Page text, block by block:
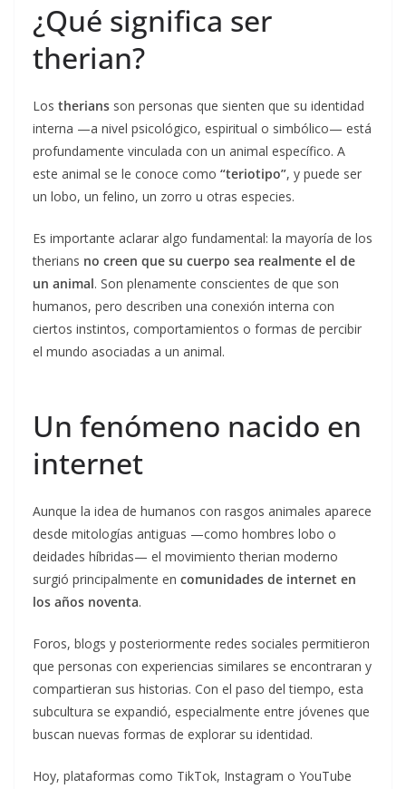
¿Qué significa ser
therian?
Los therians son personas que sienten que su identidad
interna —a nivel psicológico, espiritual o simbólico— está
profundamente vinculada con un animal específico. A
este animal se le conoce como “teriotipo”, y puede ser
un lobo, un felino, un zorro u otras especies.
Es importante aclarar algo fundamental: la mayoría de los
therians no creen que su cuerpo sea realmente el de
un animal. Son plenamente conscientes de que son
humanos, pero describen una conexión interna con
ciertos instintos, comportamientos o formas de percibir
el mundo asociadas a un animal.
Un fenómeno nacido en
internet
Aunque la idea de humanos con rasgos animales aparece
desde mitologías antiguas —como hombres lobo o
deidades híbridas— el movimiento therian moderno
surgió principalmente en comunidades de internet en
los años noventa.
Foros, blogs y posteriormente redes sociales permitieron
que personas con experiencias similares se encontraran y
compartieran sus historias. Con el paso del tiempo, esta
subcultura se expandió, especialmente entre jóvenes que
buscan nuevas formas de explorar su identidad.
Hoy, plataformas como TikTok, Instagram o YouTube